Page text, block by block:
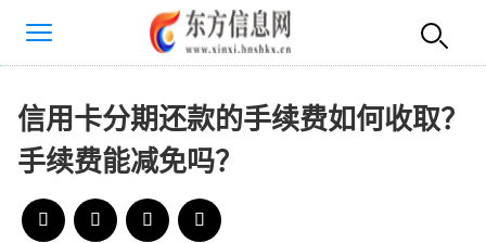
信用卡分期还款的手续费如何收取？
手续费能减免吗？